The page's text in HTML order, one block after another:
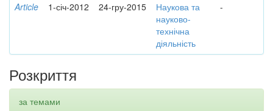
Article 1-січ-2012 24-гру-2015
Наукова та
науково-
технічна
діяльність
-
Розкриття
за темами